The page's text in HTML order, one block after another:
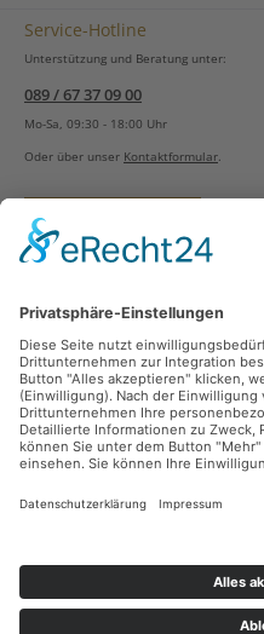
Service-Hotline
Unterstützung und Beratung unter:
089 / 67 37 09 00
Mo-Sa, 09:30 - 18:00 Uhr
Oder über unser Kontaktformular.
Vertrag widerrufen
Zahlungsarten
Sicher Einkaufen
Ladengeschäft
Newsletter
Facebook